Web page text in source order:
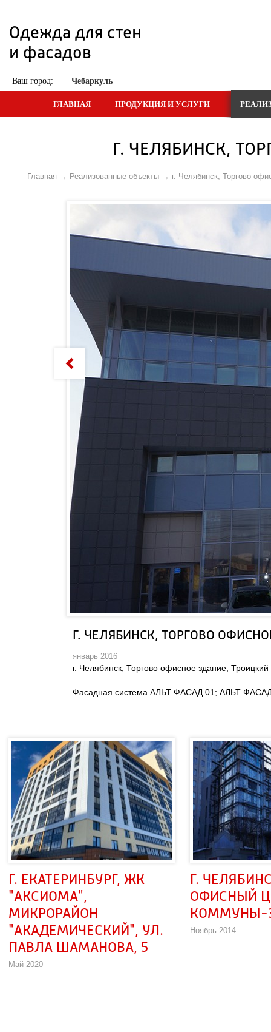
Одежда для стен
и фасадов
Ваш город: Чебаркуль
ГЛАВНАЯ ПРОДУКЦИЯ И УСЛУГИ
Г. ЧЕЛЯБИНСК,
Главная Реализованные объекты г. Челябинск, Торгово
Г. ЧЕЛЯБИНСК, ТОРГОВО
январь 2016
г. Челябинск, Торгово офисное здание, Троицкий
Фасадная система АЛЬТ ФАСАД 01; АЛЬТ
Г. ЕКАТЕРИНБУРГ, ЖК
"АКСИОМА",
МИКРОРАЙОН
"АКАДЕМИЧЕСКИЙ", УЛ.
ПАВЛА ШАМАНОВА, 5
Май 2020
Г.
ОФИСНЫЙ
КОММУНЫ-
Ноябрь 2014